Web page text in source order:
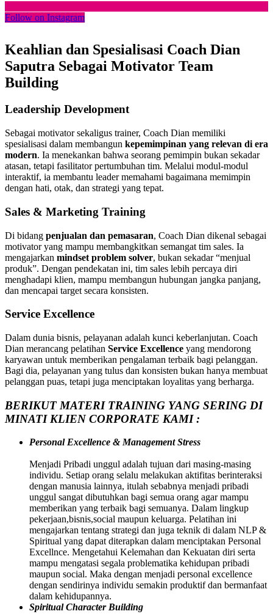
Follow on Instagram
Keahlian dan Spesialisasi Coach Dian
Saputra Sebagai Motivator Team
Building
Leadership Development
Sebagai motivator sekaligus trainer, Coach Dian memiliki
spesialisasi dalam membangun kepemimpinan yang relevan di era
modern. Ia menekankan bahwa seorang pemimpin bukan sekadar
atasan, tetapi fasilitator pertumbuhan tim. Melalui modul-modul
interaktif, ia membantu leader memahami bagaimana memimpin
dengan hati, otak, dan strategi yang tepat.
Sales & Marketing Training
Di bidang penjualan dan pemasaran, Coach Dian dikenal sebagai
motivator yang mampu membangkitkan semangat tim sales. Ia
mengajarkan mindset problem solver, bukan sekadar “menjual
produk”. Dengan pendekatan ini, tim sales lebih percaya diri
menghadapi klien, mampu membangun hubungan jangka panjang,
dan mencapai target secara konsisten.
Service Excellence
Dalam dunia bisnis, pelayanan adalah kunci keberlanjutan. Coach
Dian merancang pelatihan Service Excellence yang mendorong
karyawan untuk memberikan pengalaman terbaik bagi pelanggan.
Bagi dia, pelayanan yang tulus dan konsisten bukan hanya membuat
pelanggan puas, tetapi juga menciptakan loyalitas yang berharga.
BERIKUT MATERI TRAINING YANG SERING DI
MINATI KLIEN CORPORATE KAMI :
Personal Excellence & Management Stress
Menjadi Pribadi unggul adalah tujuan dari masing-masing
individu. Setiap orang selalu melakukan aktifitas berinteraksi
dengan manusia lainnya, itulah sebabnya menjadi pribadi
unggul sangat dibutuhkan bagi semua orang agar mampu
memberikan yang terbaik bagi semuanya. Dalam lingkup
pekerjaan,bisnis,social maupun keluarga. Pelatihan ini
mengajarkan tentang strategi dan juga teknik di dalam NLP &
Spiritual yang dapat diterapkan dalam menciptakan Personal
Excellnce. Mengetahui Kelemahan dan Kekuatan diri serta
mampu mengatasi segala problematika kehidupan pribadi
maupun social. Maka dengan menjadi personal excellence
dengan sendirinya individu semakin produktif dan bermanfaat
dalam kehidupannya.
Spiritual Character Building